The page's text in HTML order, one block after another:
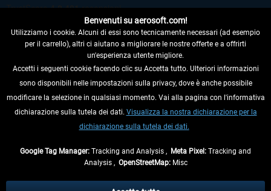
RECEDERE DAL CONTRATTO
INFORMAZIONI
Benvenuti su aerosoft.com!
Utilizziamo i cookie. Alcuni di essi sono tecnicamente necessari (ad esempio
per il carrello), altri ci aiutano a migliorare le nostre offerte e a offrirti
un'esperienza utente migliore.
Accetti i seguenti cookie facendo clic su Accetta tutto. Ulteriori informazioni
sono disponibili nelle impostazioni sulla privacy, dove è anche possibile
modificare la selezione in qualsiasi momento. Vai alla pagina con l'informativa
dichiarazione sulla tutela dei dati. Visualizza la nostra dichiarazione per la
dichiarazione sulla tutela dei dati.
Google Tag Manager: Tracking and Analysis , Meta Pixel: Tracking and
Analysis , OpenStreetMap:Misc